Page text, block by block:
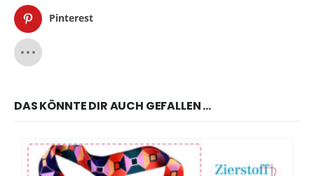
Pinterest
DAS KÖNNTE DIR AUCH GEFALLEN …